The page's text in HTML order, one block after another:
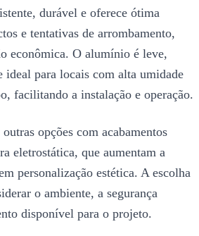
durável e oferece ótima
e tentativas de arrombamento,
econômica. O alumínio é leve,
ideal para locais com alta umidade
facilitando a instalação e operação.
opções com acabamentos
eletrostática, que aumentam a
personalização estética. A escolha
o ambiente, a segurança
disponível para o projeto.